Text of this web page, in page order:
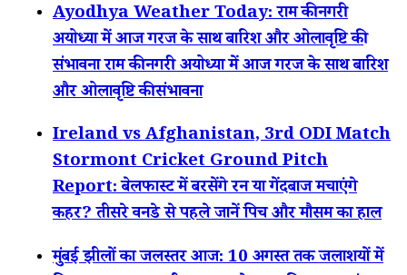
Ayodhya Weather Today: राम की नगरी
अयोध्या में आज गरज के साथ बारिश और ओलावृष्टि की
संभावना राम की नगरी अयोध्या में आज गरज के साथ बारिश
और ओलावृष्टि की संभावना
Ireland vs Afghanistan, 3rd ODI Match
Stormont Cricket Ground Pitch
Report: बेलफास्ट में बरसेंगे रन या गेंदबाज मचाएंगे
कहर? तीसरे वनडे से पहले जानें पिच और मौसम का हाल
मुंबई झीलों का जलस्तर आज: 10 अगस्त तक जलाशयों में